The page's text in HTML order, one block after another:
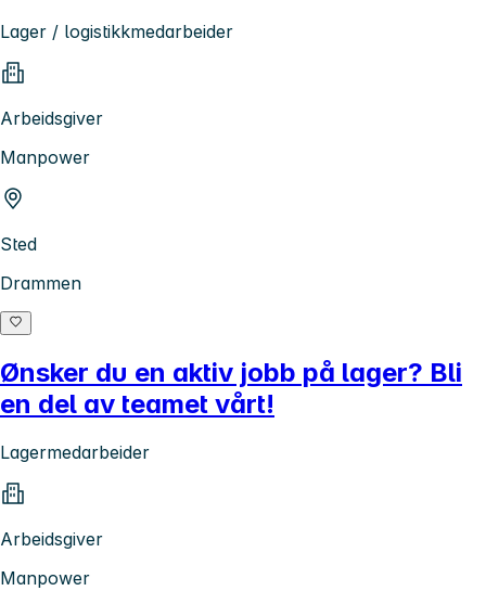
Lager / logistikkmedarbeider
Arbeidsgiver
Manpower
Sted
Drammen
Ønsker du en aktiv jobb på lager? Bli
en del av teamet vårt!
Lagermedarbeider
Arbeidsgiver
Manpower